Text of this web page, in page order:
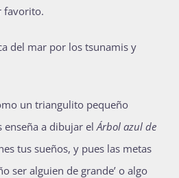
favorito.
del mar por los tsunamis y
un triangulito pequeño
a dibujar el Árbol azul de
tus sueños, y pues las metas
ser alguien de grande’ o algo